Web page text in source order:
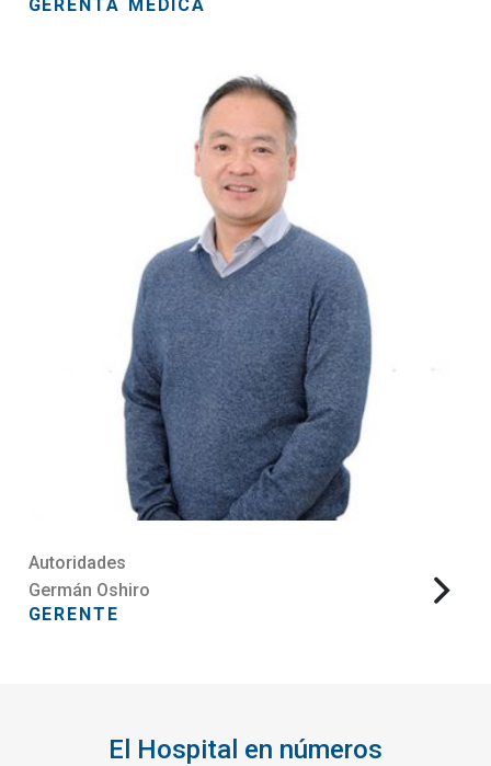
GERENTA MEDICA
Autoridades
Germán Oshiro
GERENTE
El Hospital en números